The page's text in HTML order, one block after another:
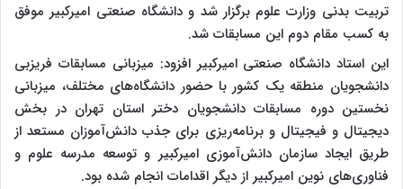
تربیت بدنی وزارت علوم برگزار شد و دانشگاه صنعتی امیرکبیر موفق
به کسب مقام دوم این مسابقات شد.
این استاد دانشگاه صنعتی امیرکبیر افزود: میزبانی مسابقات فریزبی
دانشجویان منطقه یک کشور با حضور دانشگاه‌های مختلف، میزبانی
نخستین دوره مسابقات دانشجویان دختر استان تهران در بخش
دیجیتال و فیجیتال و برنامه‌ریزی برای جذب دانش‌آموزان مستعد از
طریق ایجاد سازمان دانش‌آموزی امیرکبیر و توسعه مدرسه علوم و
فناوری‌های نوین امیرکبیر از دیگر اقدامات انجام شده بود.